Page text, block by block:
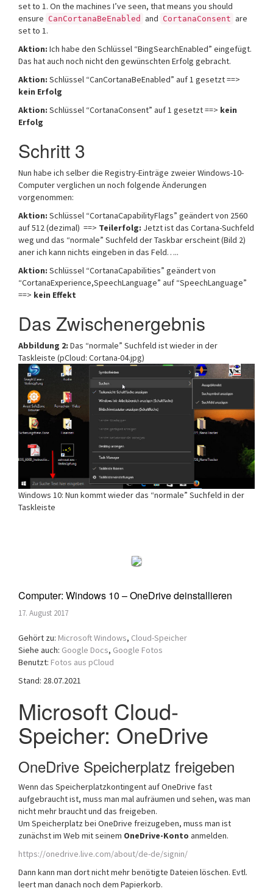
set to 1. On the machines I’ve seen, that means you should
ensure CanCortanaBeEnabled and CortanaConsent are
set to 1.
Aktion: Ich habe den Schlüssel “BingSearchEnabled” eingefügt.
Das hat auch noch nicht den gewünschten Erfolg gebracht.
Aktion: Schlüssel “CanCortanaBeEnabled” auf 1 gesetzt ==>
kein Erfolg
Aktion: Schlüssel “CortanaConsent” auf 1 gesetzt ==> kein
Erfolg
Schritt 3
Nun habe ich selber die Registry-Einträge zweier Windows-10-
Computer verglichen un noch folgende Änderungen
vorgenommen:
Aktion: Schlüssel “CortanaCapabilityFlags” geändert von 2560
auf 512 (dezimal) ==> Teilerfolg: Jetzt ist das Cortana-Suchfeld
weg und das “normale” Suchfeld der Taskbar erscheint (Bild 2)
aner ich kann nichts eingeben in das Feld…..
Aktion: Schlüssel “CortanaCapabilities” geändert von
“CortanaExperience,SpeechLanguage” auf “SpeechLanguage”
==> kein Effekt
Das Zwischenergebnis
Abbildung 2: Das “normale” Suchfeld ist wieder in der
Taskleiste (pCloud: Cortana-04.jpg)
Windows 10: Nun kommt wieder das “normale” Suchfeld in der
Taskleiste
Computer: Windows 10 – OneDrive deinstallieren
17. August 2017
Gehört zu: Microsoft Windows, Cloud-Speicher
Siehe auch: Google Docs, Google Fotos
Benutzt: Fotos aus pCloud
Stand: 28.07.2021
Microsoft Cloud-
Speicher: OneDrive
OneDrive Speicherplatz freigeben
Wenn das Speicherplatzkontingent auf OneDrive fast
aufgebraucht ist, muss man mal aufräumen und sehen, was man
nicht mehr braucht und das freigeben.
Um Speicherplatz bei OneDrive freizugeben, muss man ist
zunächst im Web mit seinem OneDrive-Konto anmelden.
https://onedrive.live.com/about/de-de/signin/
Dann kann man dort nicht mehr benötigte Dateien löschen. Evtl.
leert man danach noch dem Papierkorb.